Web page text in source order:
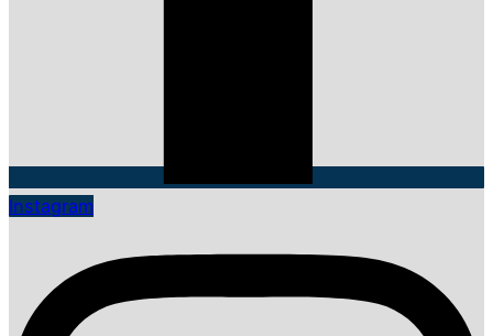
Instagram